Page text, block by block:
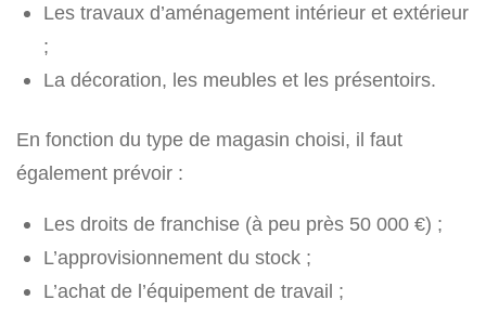
Les travaux d’aménagement intérieur et extérieur
;
La décoration, les meubles et les présentoirs.
En fonction du type de magasin choisi, il faut
également prévoir :
Les droits de franchise (à peu près 50 000 €) ;
L’approvisionnement du stock ;
L’achat de l’équipement de travail ;